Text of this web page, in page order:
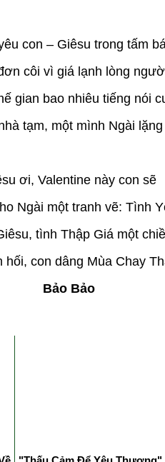
con – Giêsu trong tấm
côi vì giá lạnh lòng
gian bao nhiêu tiếng nói
tạm, một mình Ngài
ơi, Valentine này con sẽ
Ngài một tranh vẽ: Tình
tình Thập Giá một
hối, con dâng Mùa Chay
Bảo Bảo